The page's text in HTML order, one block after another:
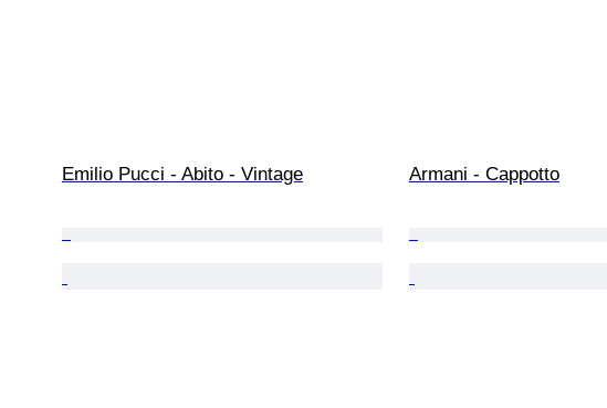
Emilio Pucci - Abito - Vintage Armani - Cappotto